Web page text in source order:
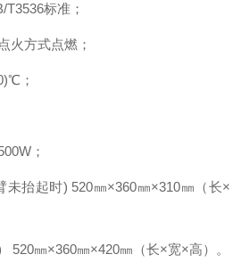
标准；
方式点燃；
；
；
抬起时) 520㎜×360㎜×310㎜（长×
×360㎜×420㎜（长×宽×高）。